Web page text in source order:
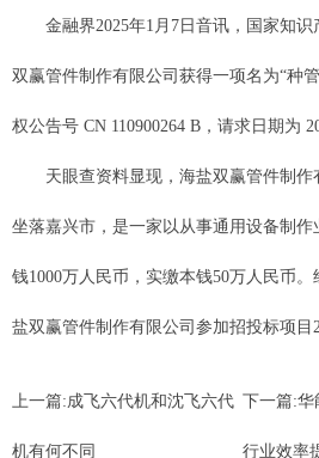
金融界2025年1月7日音讯，国家知识
双赢管件制作有限公司获得一项名为“种
权公告号 CN 110900264 B，请求日期为
天眼查资料显现，海盐双赢管件制作
坐落嘉兴市，是一家以从事通用设备制
钱1000万人民币，实缴本钱50万人民币
盐双赢管件制作有限公司参加招投标项目
上一篇:成飞六代机和沈飞六代
机有何不同
下一篇:华
行业效率